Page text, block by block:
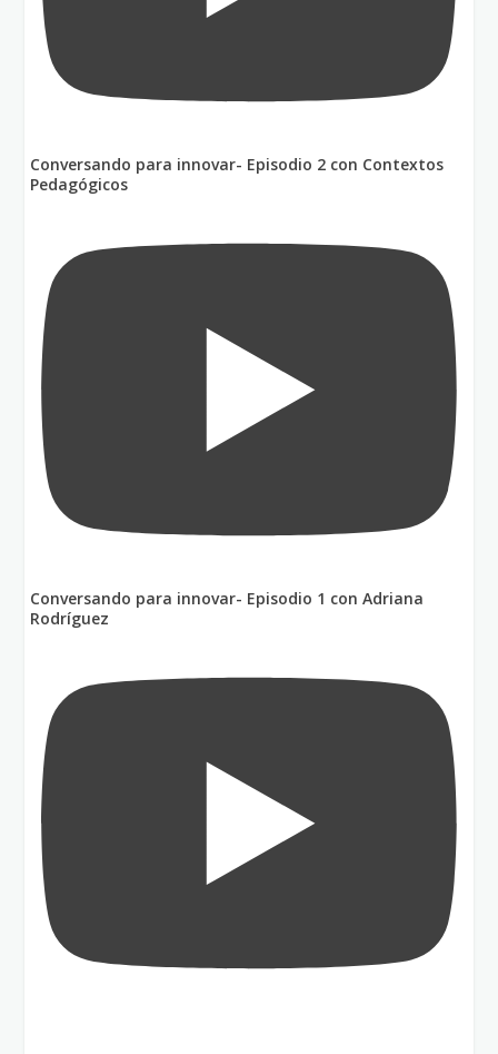
Conversando para innovar- Episodio 2 con Contextos
Pedagógicos
Conversando para innovar- Episodio 1 con Adriana
Rodríguez